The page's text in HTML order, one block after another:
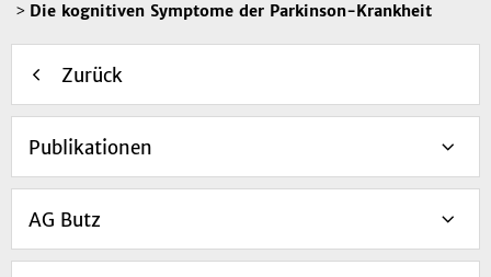
> Die kognitiven Symptome der Parkinson-Krankheit
Zurück
Publikationen
AG Butz